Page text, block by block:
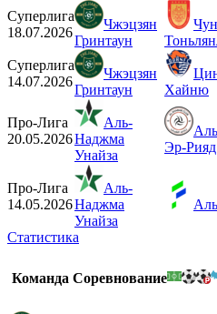
Суперлига
18.07.2026
Чжэцзян
Гринтаун
Суперлига
14.07.2026
Чжэцзян
Гринтаун
Хайню
Про-Лига
20.05.2026
Аль-
Наджма
Унайза
Эр-Рияд
Про-Лига
14.05.2026
Аль-
Наджма
Унайза
Статистика
Команда Соревнование